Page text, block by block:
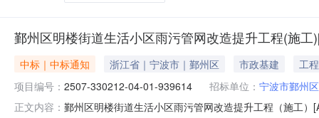
鄞州区明楼街道生活小区雨污管网改造提升工程(施
中标｜中标通知 浙江省｜宁波市｜鄞州区 市政基建
工程
项目编号： 2507-330212-04-01-939614 招标单位： 宁波市鄞州
正文内容： 鄞州区明楼街道生活小区雨污管网改造提升工程（施工